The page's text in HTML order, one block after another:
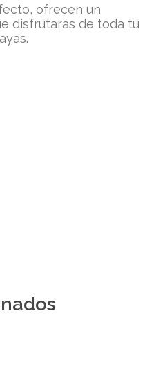
ofrecen un
disfrutarás de toda tu